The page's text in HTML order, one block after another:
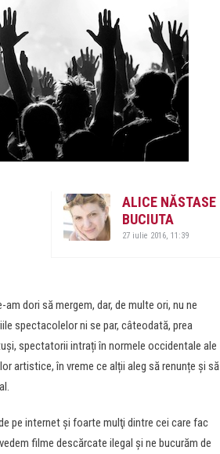
ALICE NĂSTASE
BUCIUTA
27 iulie 2016, 11:39
dori să mergem, dar, de multe ori, nu ne
spectacolelor ni se par, câteodată, prea
spectatorii intrați în normele occidentale ale
artistice, în vreme ce alții aleg să renunțe și să
pe internet şi foarte mulţi dintre cei care fac
filme descărcate ilegal şi ne bucurăm de